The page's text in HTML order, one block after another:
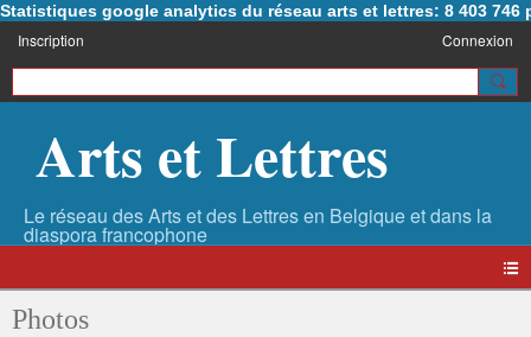
Statistiques google analytics du réseau arts et lettres: 8 403 746
Inscription Connexion
Arts et Lettres
Photos